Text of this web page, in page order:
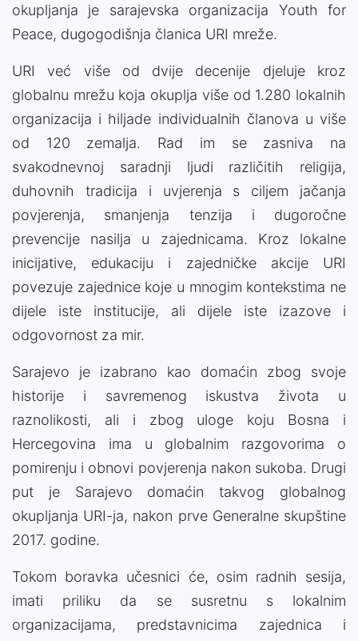
okupljanja je sarajevska organizacija Youth for
Peace, dugogodišnja članica URI mreže.
URI već više od dvije decenije djeluje kroz
globalnu mrežu koja okuplja više od 1.280 lokalnih
organizacija i hiljade individualnih članova u više
od 120 zemalja. Rad im se zasniva na
svakodnevnoj saradnji ljudi različitih religija,
duhovnih tradicija i uvjerenja s ciljem jačanja
povjerenja, smanjenja tenzija i dugoročne
prevencije nasilja u zajednicama. Kroz lokalne
inicijative, edukaciju i zajedničke akcije URI
povezuje zajednice koje u mnogim kontekstima ne
dijele iste institucije, ali dijele iste izazove i
odgovornost za mir.
Sarajevo je izabrano kao domaćin zbog svoje
historije i savremenog iskustva života u
raznolikosti, ali i zbog uloge koju Bosna i
Hercegovina ima u globalnim razgovorima o
pomirenju i obnovi povjerenja nakon sukoba. Drugi
put je Sarajevo domaćin takvog globalnog
okupljanja URI-ja, nakon prve Generalne skupštine
2017. godine.
Tokom boravka učesnici će, osim radnih sesija,
imati priliku da se susretnu s lokalnim
organizacijama, predstavnicima zajednica i